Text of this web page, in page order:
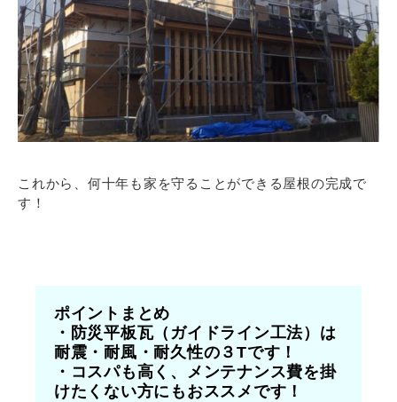
これから、何十年も家を守ることができる屋根の完成で
す！
ポイントまとめ
・防災平板瓦（ガイドライン工法）は
耐震・耐風・耐久性の３Tです！
・コスパも高く、メンテナンス費を掛
けたくない方にもおススメです！